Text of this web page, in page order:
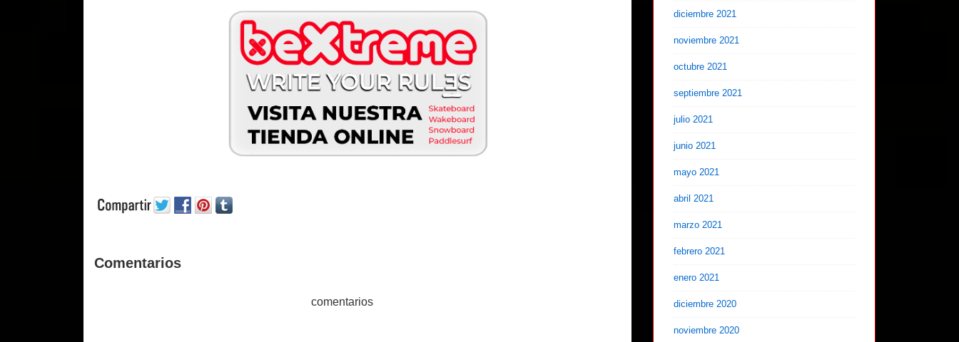
Comentarios
comentarios
diciembre 2021
noviembre 2021
octubre 2021
septiembre 2021
julio 2021
junio 2021
mayo 2021
abril 2021
marzo 2021
febrero 2021
enero 2021
diciembre 2020
noviembre 2020